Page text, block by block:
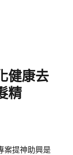
健康去
精
案提神助興是